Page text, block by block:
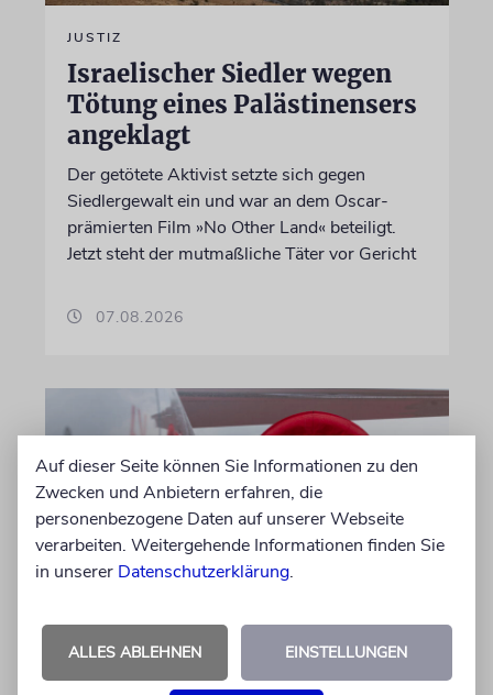
JUSTIZ
Israelischer Siedler wegen
Tötung eines Palästinensers
angeklagt
Der getötete Aktivist setzte sich gegen
Siedlergewalt ein und war an dem Oscar-
prämierten Film »No Other Land« beteiligt.
Jetzt steht der mutmaßliche Täter vor Gericht
07.08.2026
DUBLIN
Wegen Israel-Boykott:
Auf dieser Seite können Sie Informationen zu den
Zwecken und Anbietern erfahren, die
personenbezogene Daten auf unserer Webseite
verarbeiten. Weitergehende Informationen finden Sie
in unserer Datenschutzerklärung.
ALLES ABLEHNEN EINSTELLUNGEN